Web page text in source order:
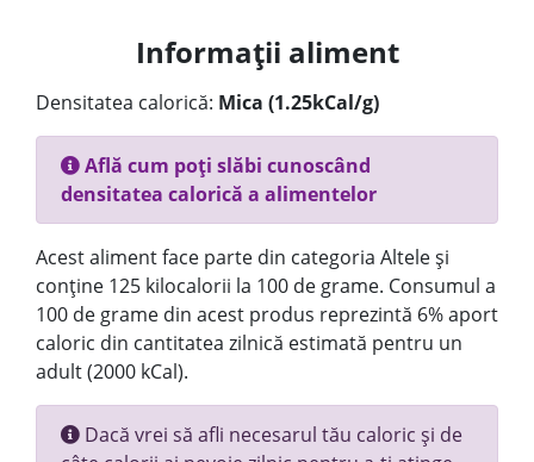
Informații aliment
Densitatea calorică: Mica (1.25kCal/g)
Află cum poți slăbi cunoscând
densitatea calorică a alimentelor
Acest aliment face parte din categoria Altele și
conține 125 kilocalorii la 100 de grame. Consumul a
100 de grame din acest produs reprezintă 6% aport
caloric din cantitatea zilnică estimată pentru un
adult (2000 kCal).
Dacă vrei să afli necesarul tău caloric și de